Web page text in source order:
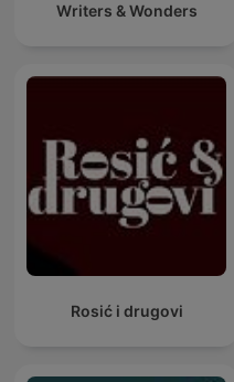
Writers & Wonders
Rosić i drugovi